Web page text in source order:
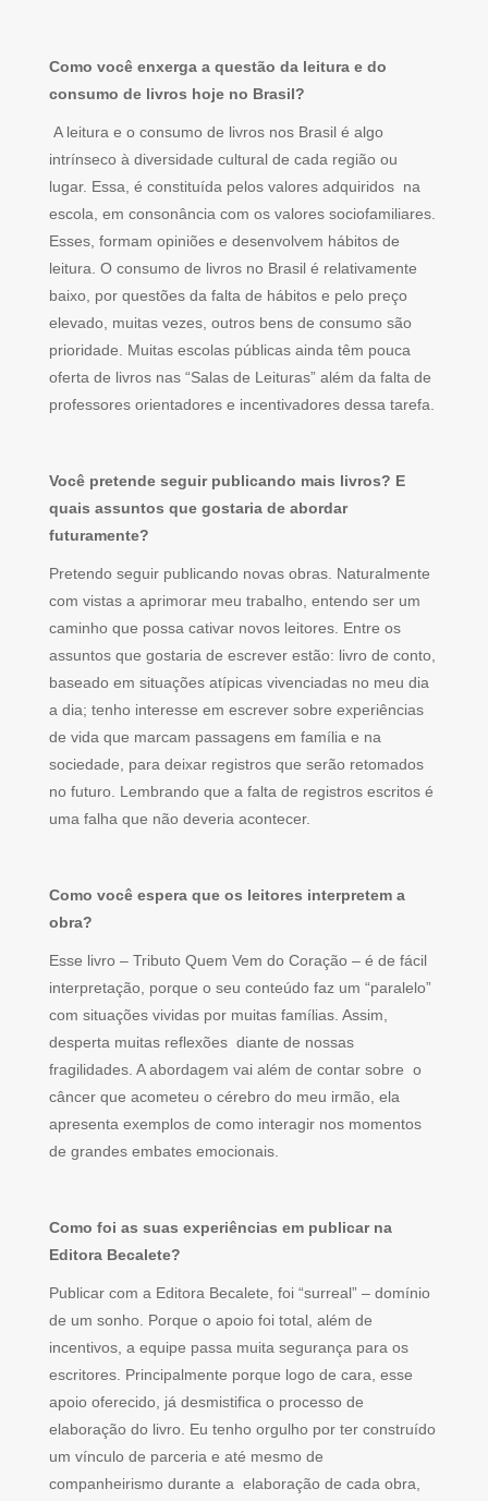
Como você enxerga a questão da leitura e do
consumo de livros hoje no Brasil?
A leitura e o consumo de livros nos Brasil é algo
intrínseco à diversidade cultural de cada região ou
lugar. Essa, é constituída pelos valores adquiridos na
escola, em consonância com os valores sociofamiliares.
Esses, formam opiniões e desenvolvem hábitos de
leitura. O consumo de livros no Brasil é relativamente
baixo, por questões da falta de hábitos e pelo preço
elevado, muitas vezes, outros bens de consumo são
prioridade. Muitas escolas públicas ainda têm pouca
oferta de livros nas “Salas de Leituras” além da falta de
professores orientadores e incentivadores dessa tarefa.
Você pretende seguir publicando mais livros? E
quais assuntos que gostaria de abordar
futuramente?
Pretendo seguir publicando novas obras. Naturalmente
com vistas a aprimorar meu trabalho, entendo ser um
caminho que possa cativar novos leitores. Entre os
assuntos que gostaria de escrever estão: livro de conto,
baseado em situações atípicas vivenciadas no meu dia
a dia; tenho interesse em escrever sobre experiências
de vida que marcam passagens em família e na
sociedade, para deixar registros que serão retomados
no futuro. Lembrando que a falta de registros escritos é
uma falha que não deveria acontecer.
Como você espera que os leitores interpretem a
obra?
Esse livro – Tributo Quem Vem do Coração – é de fácil
interpretação, porque o seu conteúdo faz um “paralelo”
com situações vividas por muitas famílias. Assim,
desperta muitas reflexões diante de nossas
fragilidades. A abordagem vai além de contar sobre o
câncer que acometeu o cérebro do meu irmão, ela
apresenta exemplos de como interagir nos momentos
de grandes embates emocionais.
Como foi as suas experiências em publicar na
Editora Becalete?
Publicar com a Editora Becalete, foi “surreal” – domínio
de um sonho. Porque o apoio foi total, além de
incentivos, a equipe passa muita segurança para os
escritores. Principalmente porque logo de cara, esse
apoio oferecido, já desmistifica o processo de
elaboração do livro. Eu tenho orgulho por ter construído
um vínculo de parceria e até mesmo de
companheirismo durante a elaboração de cada obra,